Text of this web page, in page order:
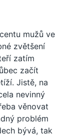
mužů ve
zvětšení
zatím
začít
Jistě, na
nevinný
věnovat
problém
bývá, tak